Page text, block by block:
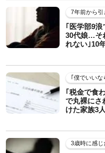
7年前から引
｢医学部9
30代娘…そ
れない｣10
｢僕でいいな
｢税金で食
で丸裸にさ
けた家族3
3歳時に感じ